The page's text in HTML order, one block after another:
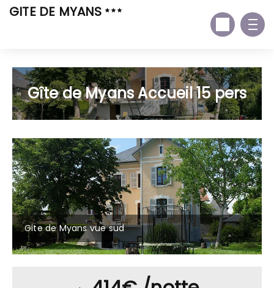
GITE DE MYANS
Gîte de Myans Accueil 15 pers
Gite de Myans vue sud